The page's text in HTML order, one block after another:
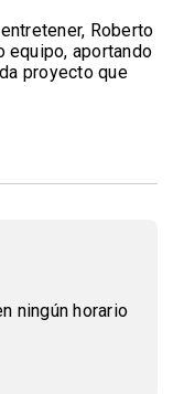
Roberto
equipo, aportando
proyecto que
ningún horario